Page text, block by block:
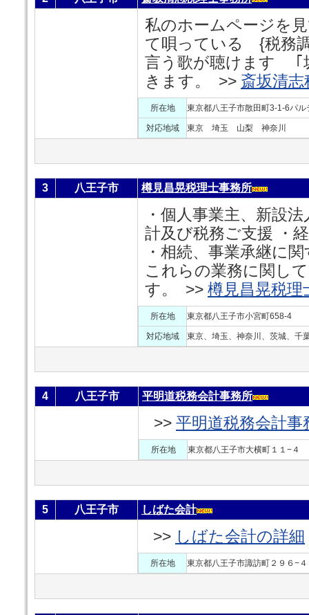
私のホームページを
て唄っている {税務
言う歌が聴けます
きます。 >> 斎坂清
所在地 東京都八王子市散田町3-1-6パル
対応地域 東京 埼玉 山梨 神奈川
3 八王子市 樽見昌晃税理士事務所
・個人事業主、新設
計及び税務ご支援 ・
・相続、事業承継に
これらの業務に関し
す。 >> 樽見昌晃税理
所在地 東京都八王子市小宮町658-4
対応地域 東京、埼玉、神奈川、茨城、千
4 八王子市 平明道税務会計事務所
>> 平明道税務会計事
所在地 東京都八王子市大横町１１−４
5 八王子市 しばた会計
>> しばた会計の詳細
所在地 東京都八王子市諏訪町２９６−４